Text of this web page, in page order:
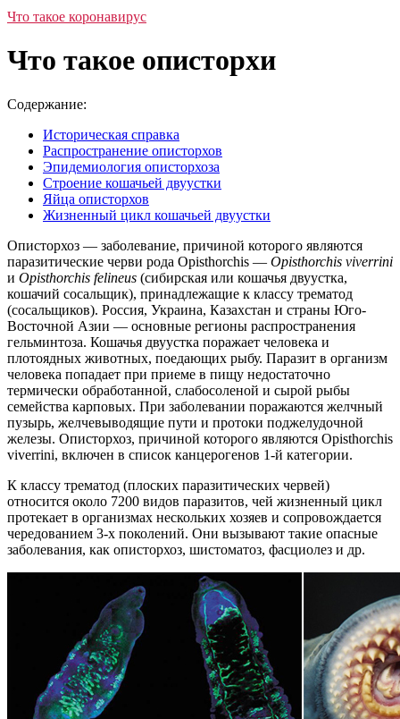
Что такое коронавирус
Что такое описторхи
Содержание:
Историческая справка
Распространение описторхов
Эпидемиология описторхоза
Строение кошачьей двуустки
Яйца описторхов
Жизненный цикл кошачьей двуустки
Описторхоз — заболевание, причиной которого являются
паразитические черви рода Opisthorchis — Opisthorchis viverrini
и Opisthorchis felineus (сибирская или кошачья двуустка,
кошачий сосальщик), принадлежащие к классу трематод
(сосальщиков). Россия, Украина, Казахстан и страны Юго-
Восточной Азии — основные регионы распространения
гельминтоза. Кошачья двуустка поражает человека и
плотоядных животных, поедающих рыбу. Паразит в организм
человека попадает при приеме в пищу недостаточно
термически обработанной, слабосоленой и сырой рыбы
семейства карповых. При заболевании поражаются желчный
пузырь, желчевыводящие пути и протоки поджелудочной
железы. Описторхоз, причиной которого являются Opisthorchis
viverrini, включен в список канцерогенов 1-й категории.
К классу трематод (плоских паразитических червей)
относится около 7200 видов паразитов, чей жизненный цикл
протекает в организмах нескольких хозяев и сопровождается
чередованием 3-х поколений. Они вызывают такие опасные
заболевания, как описторхоз, шистоматоз, фасциолез и др.